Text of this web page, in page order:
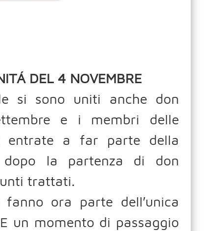
DEL 4 NOVEMBRE
si sono uniti anche don
e i membri delle
entrate a far parte della
dopo la partenza di don
trattati.
ora parte dell′unica
un momento di passaggio